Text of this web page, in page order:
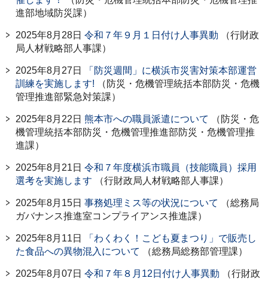
進部地域防災課）
2025年8月28日 令和７年９月１日付け人事異動 （行財政
局人材戦略部人事課）
2025年8月27日
「防災週間」に横浜市災害対策本部運営
訓練を実施します! （防災・危機管理統括本部防災・危機
管理推進部緊急対策課）
2025年8月22日 熊本市への職員派遣について
（防災・危
機管理統括本部防災・危機管理推進部防災・危機管理推
進課）
2025年8月21日 令和７年度横浜市職員（技能職員）採用
選考を実施します （行財政局人材戦略部人事課）
2025年8月15日 事務処理ミス等の状況について
（総務局
ガバナンス推進室コンプライアンス推進課）
2025年8月11日
「わくわく！こども夏まつり」で販売し
た食品への異物混入について
（総務局総務部管理課）
2025年8月07日 令和７年８月12日付け人事異動 （行財政